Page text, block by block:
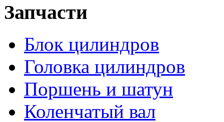
Запчасти
Блок цилиндров
Головка цилиндров
Поршень и шатун
Коленчатый вал